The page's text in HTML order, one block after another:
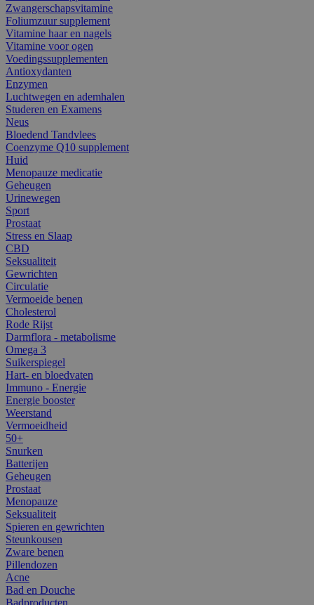
Zwangerschapsvitamine
Foliumzuur supplement
Vitamine haar en nagels
Vitamine voor ogen
Voedingssupplementen
Antioxydanten
Enzymen
Luchtwegen en ademhalen
Studeren en Examens
Neus
Bloedend Tandvlees
Coenzyme Q10 supplement
Huid
Menopauze medicatie
Geheugen
Urinewegen
Sport
Prostaat
Stress en Slaap
CBD
Seksualiteit
Gewrichten
Circulatie
Vermoeide benen
Cholesterol
Rode Rijst
Darmflora - metabolisme
Omega 3
Suikerspiegel
Hart- en bloedvaten
Immuno - Energie
Energie booster
Weerstand
Vermoeidheid
50+
Snurken
Batterijen
Geheugen
Prostaat
Menopauze
Seksualiteit
Spieren en gewrichten
Steunkousen
Zware benen
Pillendozen
Acne
Bad en Douche
Badproducten